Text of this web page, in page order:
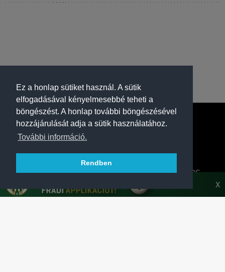
Ez a honlap sütiket használ. A sütik
elfogadásával kényelmesebbé teheti a
böngészést. A honlap további böngészésével
hozzájárulását adja a sütik használatához.
További információ.
Rendben
A FERENCVÁROSI TORNA CLUB HIVATALOS
X